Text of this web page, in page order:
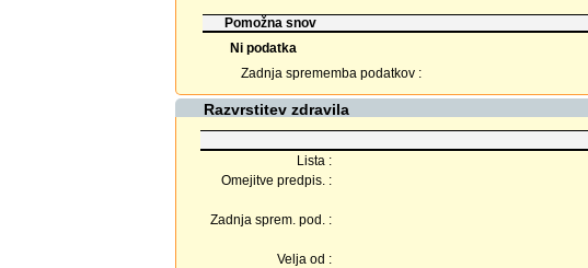
Pomožna snov
Ni podatka
Zadnja sprememba podatkov :
Razvrstitev zdravila
Lista :
Omejitve predpis. :
Zadnja sprem. pod. :
Velja od :